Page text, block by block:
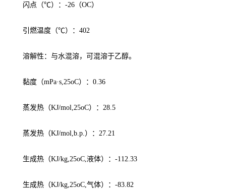
闪点（℃）：-26（OC）
引燃温度（℃）：402
溶解性：与水混溶，可混溶于乙醇。
黏度（mPa·s,25oC）：0.36
蒸发热（KJ/mol,25oC）：28.5
蒸发热（KJ/mol,b.p.）：27.21
生成热（KJ/kg,25oC,液体）：-112.33
生成热（KJ/kg,25oC,气体）：-83.82